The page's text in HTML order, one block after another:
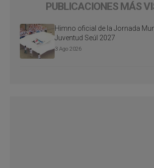
PUBLICACIONES MÁS
Himno oficial de la Jornada
Juventud Seúl 2027
3 Ago 2026